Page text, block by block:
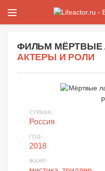
ФИЛЬМ МЁРТВЫЕ
АКТЕРЫ И РОЛИ
СТРАНА:
Россия
ГОД:
2018
ЖАНР: